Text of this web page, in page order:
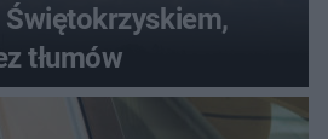
tłumów